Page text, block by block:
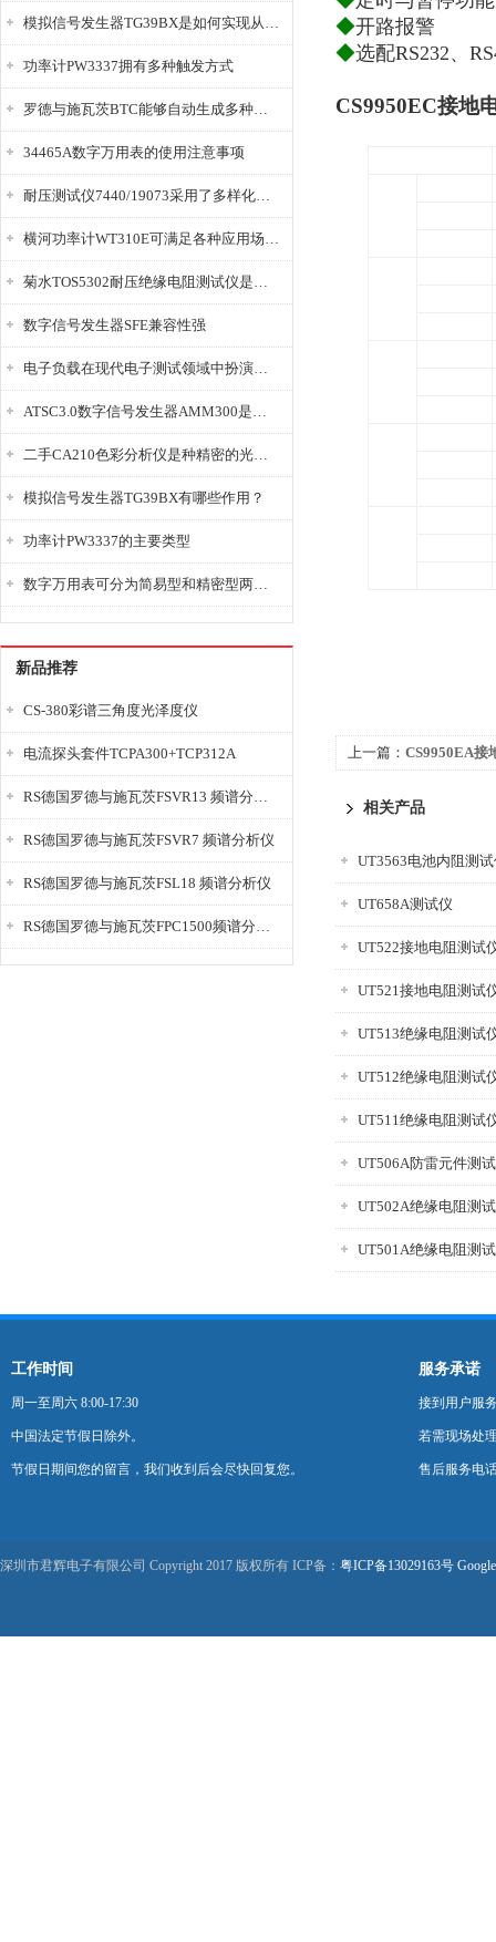
模拟信号发生器TG39BX是如何实现从直流到交流的波形转换?
功率计PW3337拥有多种触发方式
罗德与施瓦茨BTC能够自动生成多种音视频信号
34465A数字万用表的使用注意事项
耐压测试仪7440/19073采用了多样化的功能设计
横河功率计WT310E可满足各种应用场景的需求
菊水TOS5302耐压绝缘电阻测试仪是种重要的电气安全检测设备
数字信号发生器SFE兼容性强
电子负载在现代电子测试领域中扮演着重要的角色
ATSC3.0数字信号发生器AMM300是能够产生各种数字信号的电子设备
二手CA210色彩分析仪是种精密的光学测量仪器
模拟信号发生器TG39BX有哪些作用？
功率计PW3337的主要类型
数字万用表可分为简易型和精密型两大类
新品推荐
CS-380彩谱三角度光泽度仪
电流探头套件TCPA300+TCP312A
RS德国罗德与施瓦茨FSVR13 频谱分析仪
RS德国罗德与施瓦茨FSVR7 频谱分析仪
RS德国罗德与施瓦茨FSL18 频谱分析仪
RS德国罗德与施瓦茨FPC1500频谱分析仪
◆开路报警
◆选配RS232、
CS9950EC接地
上一篇： CS9950EA接
相关产品
UT3563电池内阻测
UT658A测试仪
UT522接地电阻测试
UT521接地电阻测试
UT513绝缘电阻测试
UT512绝缘电阻测试
UT511绝缘电阻测试
UT506A防雷元件测
UT502A绝缘电阻测
UT501A绝缘电阻测
工作时间
周一至周六 8:00-17:30
中国法定节假日除外。
节假日期间您的留言，我们收到后会尽快回复您。
服务承诺
接到用户服
若需现场处
售后服务电
深圳市君辉电子有限公司 Copyright 2017 版权所有 ICP备： 粤ICP备13029163号